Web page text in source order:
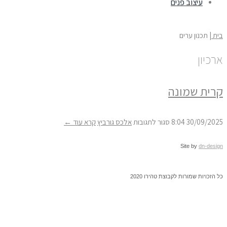
עיצוב פנים
|תכנון ערים
שמונה
30/09/
8:04סגור לתגובותעל
אלכס גורביץ קרא עוד ←
Site bydn-
הזכויות שמורות לקבוצת טהירו 2020